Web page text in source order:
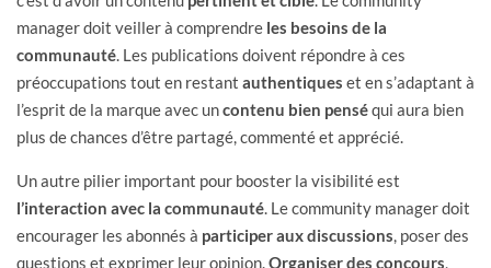
manager doit veiller à comprendre les besoins de la
communauté. Les publications doivent répondre à ces
préoccupations tout en restant authentiques et en s’adaptant à
l’esprit de la marque avec uncontenu bien penséqui aura bien
plus de chances d’être partagé, commenté et apprécié.
Un autre pilier important pour booster la visibilité est
l’interaction avec la communauté. Le community manager doit
encourager les abonnés à participer aux discussions, poser des
questions et exprimer leur opinion.Organiser des concours,